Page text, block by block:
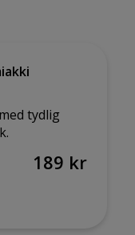
tydlig
189 kr